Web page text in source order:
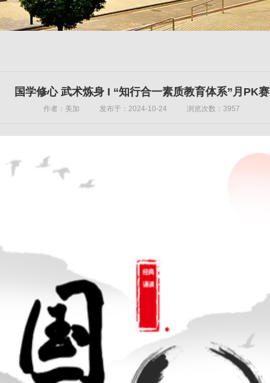
国学修心 武术炼身 I “知行合一素质教育体系”月PK赛
作者：美加 发布于：2024-10-24 浏览次数：3957